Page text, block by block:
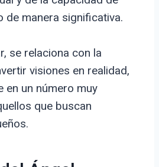
de manera significativa.
se relaciona con la
visiones en realidad,
en un número muy
que buscan